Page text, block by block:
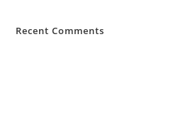
Recent Comments